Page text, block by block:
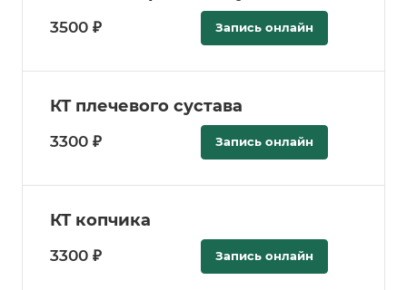
3500 ₽ Запись онлайн
КТ плечевого сустава
3300 ₽ Запись онлайн
КТ копчика
3300 ₽ Запись онлайн